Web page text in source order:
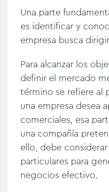
Una parte
es identificar y
empresa busca
Para alcanzar los
definir el mercado
término se refiere al
una empresa desea
comerciales, esa
una compañía
ello, debe
particulares para
negocios efectivo.